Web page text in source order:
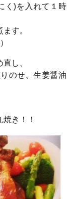
く)を入れて１時
ます。
し、
のせ、生姜醤油
き！！